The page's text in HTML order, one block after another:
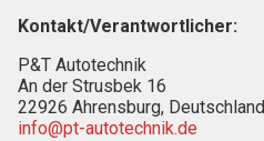
Kontakt/Verantwortlicher:
P&T Autotechnik
An der Strusbek 16
22926 Ahrensburg, Deutschland
info@pt-autotechnik.de